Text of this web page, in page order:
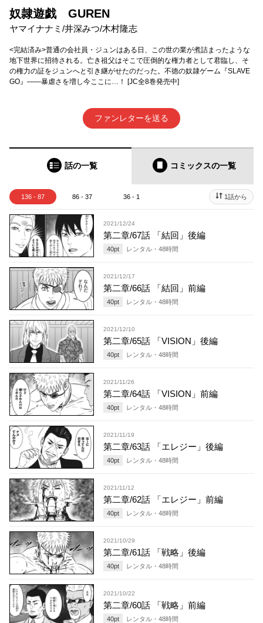
奴隷遊戯 GUREN
ヤマイナナミ/井深みつ/木村隆志
<完結済み>普通の会社員・ジュンはある日、この世の業が煮詰まったような
地下世界に招待される。亡き祖父はそこで圧倒的な権力者として君臨し、そ
の権力の証をジュンへと引き継がせたのだった。不徳の奴隷ゲーム『SLAVE
GO』――暴虐さを増し今ここに…！ [JC全8巻発売中]
ファンレターを送る
話の一覧 コミックスの一覧
136 - 87 86 - 37 36 - 1 1話から
2021/12/24
第二章/67話 「結回」後編
40pt レンタル・ 48時間
2021/12/17
第二章/66話 「結回」前編
40pt レンタル・ 48時間
2021/12/10
第二章/65話 「VISION」後編
40pt レンタル・ 48時間
2021/11/26
第二章/64話 「VISION」前編
40pt レンタル・ 48時間
2021/11/19
第二章/63話 「エレジー」後編
40pt レンタル・ 48時間
2021/11/12
第二章/62話 「エレジー」前編
40pt レンタル・ 48時間
2021/10/29
第二章/61話 「戦略」後編
40pt レンタル・ 48時間
2021/10/22
第二章/60話 「戦略」前編
40pt レンタル・ 48時間